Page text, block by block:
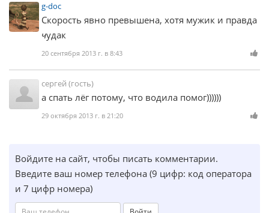
g-doc
Скорость явно превышена, хотя мужик и правда
чудак
20 сентября 2013 г. в 8:43
сергей (гость)
а спать лёг потому, что водила помог))))))
29 октября 2013 г. в 21:20
Войдите на сайт, чтобы писать комментарии.
Введите ваш номер телефона (9 цифр: код оператора
и 7 цифр номера)